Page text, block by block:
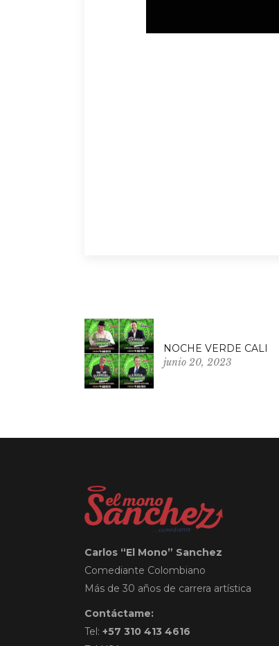
NOCHE VERDE CALI
junio 20, 2023
Carlos “El Mono” Sanchez
Comediante Colombiano
Más de 30 años de carrera artística
Contáctame:
Tel: +57 310 413 4616